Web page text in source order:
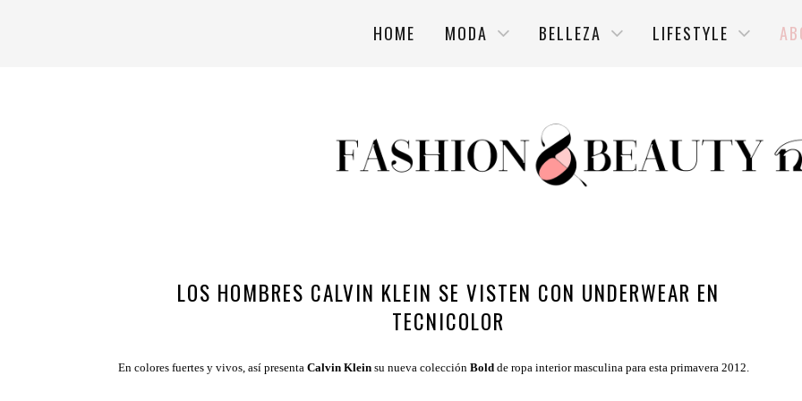
HOME MODA BELLEZA LIFESTYLE
LOS HOMBRES CALVIN KLEIN SE VISTEN CON UNDERWEAR EN
TECNICOLOR
En colores fuertes y vivos, así presenta Calvin Klein su nueva colección Bold de ropa interior masculina para esta primavera 2012.